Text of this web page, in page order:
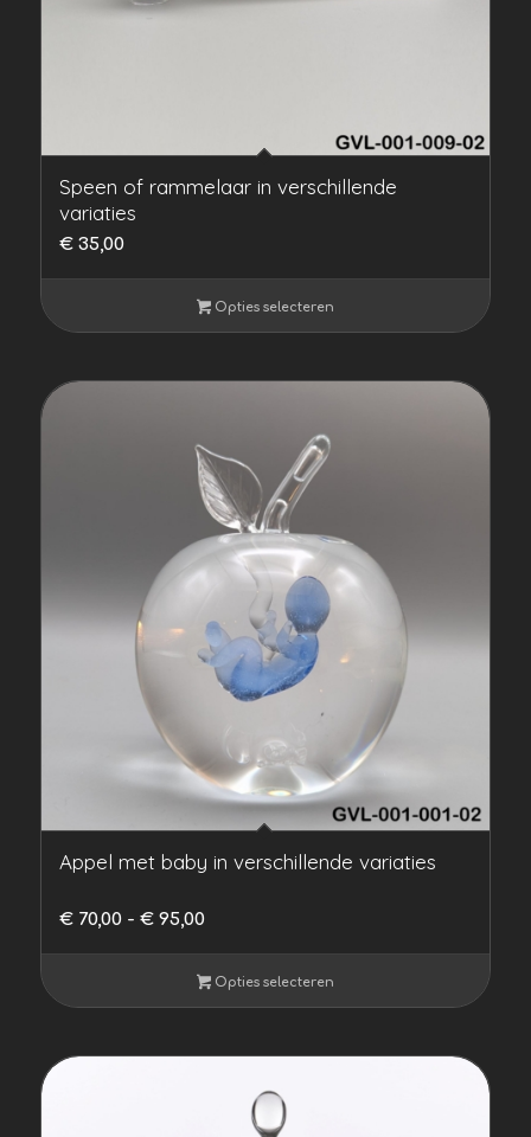
Speen of rammelaar in verschillende
variaties
€35,00
Opties selecteren
Appel met baby in verschillende variaties
€70,00 - €95,00Prijsklasse:
tot
Opties selecteren